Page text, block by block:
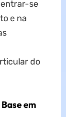
se
e na
do
em